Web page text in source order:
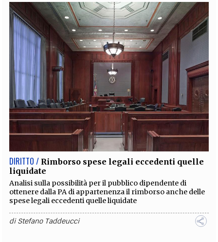
DIRITTO / Rimborso spese legali eccedenti quelle
liquidate
Analisi sulla possibilità per il pubblico dipendente di
ottenere dalla PA di appartenenza il rimborso anche delle
spese legali eccedenti quelle liquidate
diStefano Taddeucci